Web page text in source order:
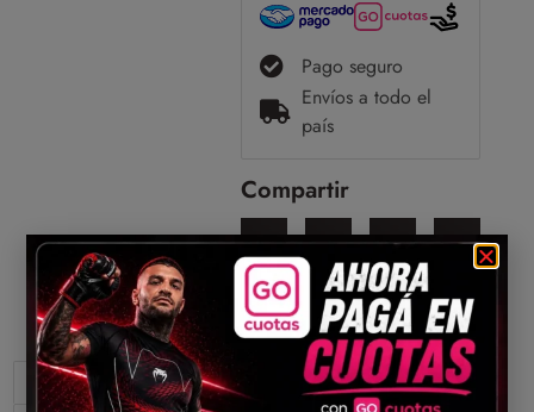
Pago seguro
Envíos a todo el
país
Compartir
Descripción